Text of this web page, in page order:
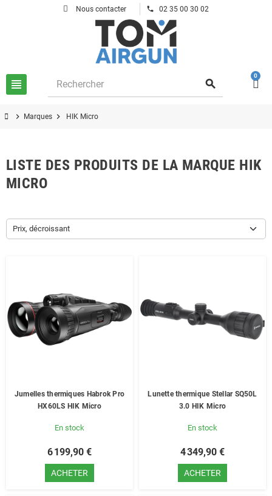
Nous contacter phone 02 35 00 30 02
view_headline search
0
chevron_right Marques chevron_right HIK Micro
LISTE DES PRODUITS DE LA MARQUE HIK
MICRO
Prix, décroissant
Jumelles thermiques Habrok Pro
HX60LS HIK Micro
En stock
6 199,90 €
ACHETER
Lunette thermique Stellar SQ50L
3.0 HIK Micro
En stock
4 349,90 €
ACHETER